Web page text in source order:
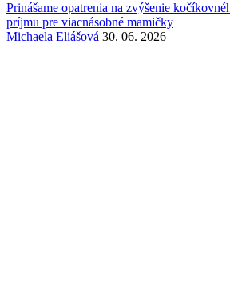
Prinášame opatrenia na zvýšenie
príjmu pre viacnásobné mamičky
Michaela Eliášová 30. 06. 2026